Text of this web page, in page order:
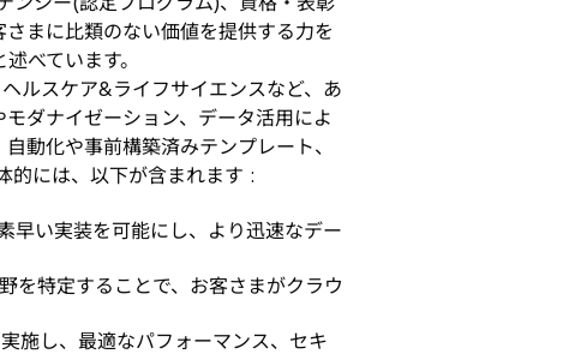
まに比類のない価値を提供する力を
べています。
ルスケア&ライフサイエンスなど、あ
ダナイゼーション、データ活用によ
動化や事前構築済みテンプレート、
的には、以下が含まれます :
早い実装を可能にし、より迅速なデー
特定することで、お客さまがクラウ
し、最適なパフォーマンス、セキ